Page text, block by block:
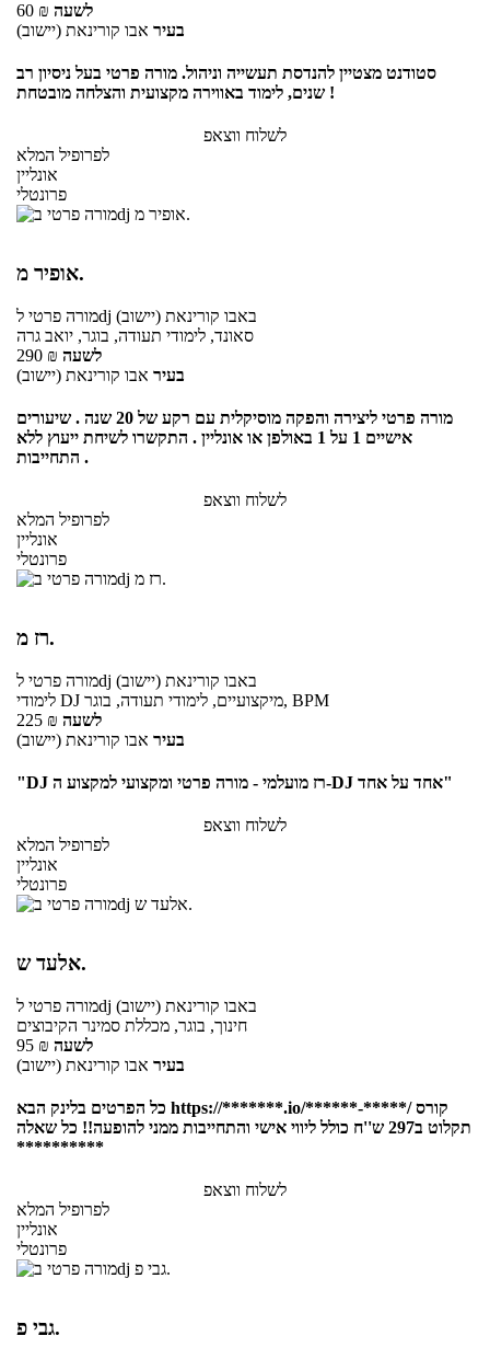
60 ₪ לשעה
בעיר אבו קורינאת (יישוב)
סטודנט מצטיין להנדסת תעשייה וניהול. מורה פרטי בעל ניסיון רב
שנים, לימוד באווירה מקצועית והצלחה מובטחת !
לשלוח ווצאפ
לפרופיל המלא
אונליין
פרונטלי
אופיר מ.
מורה פרטילdj באבו קורינאת (יישוב)
סאונד, לימודי תעודה, בוגר, יואב גרה
290 ₪ לשעה
בעיר אבו קורינאת (יישוב)
מורה פרטי ליצירה והפקה מוסיקלית עם רקע של 20 שנה . שיעורים
אישיים 1 על 1 באולפן או אונליין . התקשרו לשיחת ייעוץ ללא
התחייבות .
לשלוח ווצאפ
לפרופיל המלא
אונליין
פרונטלי
רז מ.
מורה פרטילdj באבו קורינאת (יישוב)
לימודי DJ מיקצועיים, לימודי תעודה, בוגר, BPM
225 ₪ לשעה
בעיר אבו קורינאת (יישוב)
"DJ רז מועלמי - מורה פרטי ומקצועי למקצוע ה-DJ אחד על אחד"
לשלוח ווצאפ
לפרופיל המלא
אונליין
פרונטלי
אלעד ש.
מורה פרטילdj באבו קורינאת (יישוב)
חינוך, בוגר, מכללת סמינר הקיבוצים
95 ₪ לשעה
בעיר אבו קורינאת (יישוב)
כל הפרטים בלינק הבא https://*******.io/******-*****/ קורס
תקלוט ב297 ש''ח כולל ליווי אישי והתחייבות ממני להופעה!! כל שאלה
**********
לשלוח ווצאפ
לפרופיל המלא
אונליין
פרונטלי
גבי פ.